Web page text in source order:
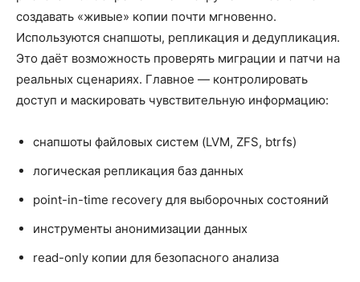
создавать «живые» копии почти мгновенно.
Используются снапшоты, репликация и дедупликация.
Это даёт возможность проверять миграции и патчи на
реальных сценариях. Главное — контролировать
доступ и маскировать чувствительную информацию:
снапшоты файловых систем (LVM, ZFS, btrfs)
логическая репликация баз данных
point-in-time recovery для выборочных состояний
инструменты анонимизации данных
read-only копии для безопасного анализа